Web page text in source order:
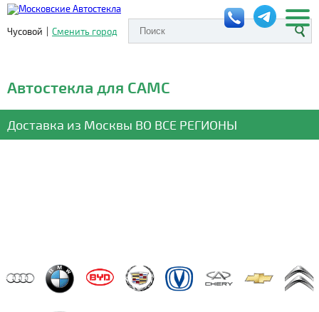
Чусовой | Сменить город
Автостекла для CAMC
Доставка из Москвы ВО ВСЕ РЕГИОНЫ